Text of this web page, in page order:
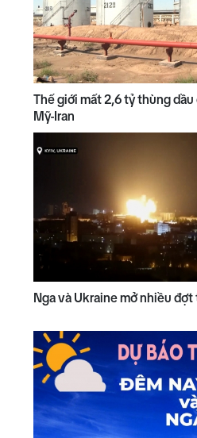
Thế giới mất 2,6 tỷ thùng
Mỹ-Iran
Nga và Ukraine mở nhiều